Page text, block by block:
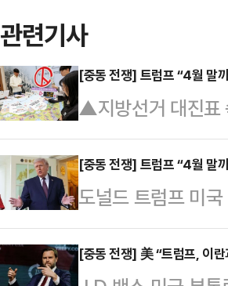
관련기사
[중동 전쟁] 트럼프 “4월 말
▲지방선거 대진표
방선거가 50일 앞
고 있다. 이재명 대
데, 국민의힘은 내
다.정치권에선 이
다. 특히 민주당이
[중동 전쟁] 트럼프 “4월 말
도널드 트럼프 미
이 높다고 밝혔다.
간) 전화 인터뷰을
[중동 전쟁] 美 “트럼프, 이